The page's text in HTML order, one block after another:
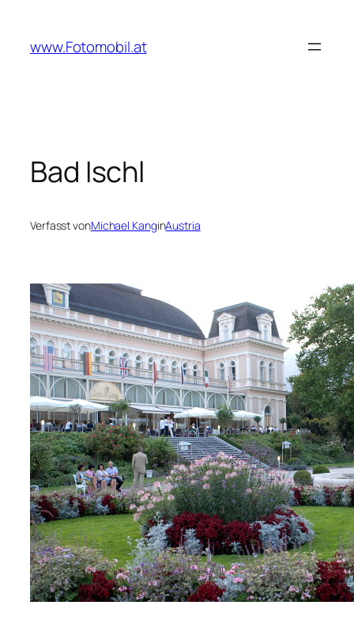
springen
www.Fotomobil.at
Bad Ischl
Verfasst vonMichael KanginAustria